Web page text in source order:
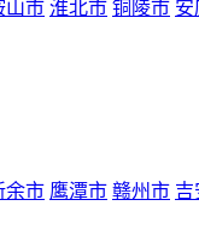
山市 淮北市 铜陵市 安
余市 鹰潭市 赣州市 吉